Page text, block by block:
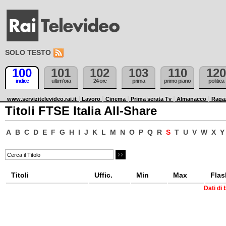
SOLO TESTO
100
indice
101
ultim'ora
102
24 ore
103
prima
110
primo piano
120
politica
www.servizitelevideo.rai.it Lavoro Cinema Prima serata Tv Almanacco
Titoli FTSE Italia All-Share
A B C D E F G H I J K L M N O P Q R S T U V W X Y
Titoli Uffic. Min Max
Dati di